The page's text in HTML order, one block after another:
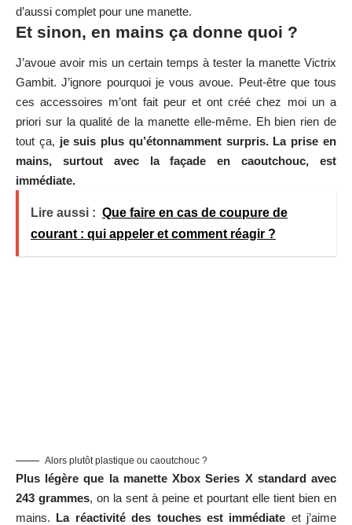
d’aussi complet pour une manette.
Et sinon, en mains ça donne quoi ?
J’avoue avoir mis un certain temps à tester la manette Victrix
Gambit. J’ignore pourquoi je vous avoue. Peut-être que tous
ces accessoires m’ont fait peur et ont créé chez moi un a
priori sur la qualité de la manette elle-même. Eh bien rien de
tout ça, je suis plus qu’étonnamment surpris. La prise en
mains, surtout avec la façade en caoutchouc, est
immédiate.
Lire aussi : Que faire en cas de coupure de
courant : qui appeler et comment réagir ?
Alors plutôt plastique ou caoutchouc ?
Plus légère que la manette Xbox Series X standard avec
243 grammes, on la sent à peine et pourtant elle tient bien en
mains. La réactivité des touches est immédiate et j’aime